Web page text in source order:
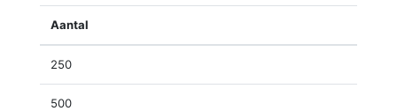
Aantal
250
500